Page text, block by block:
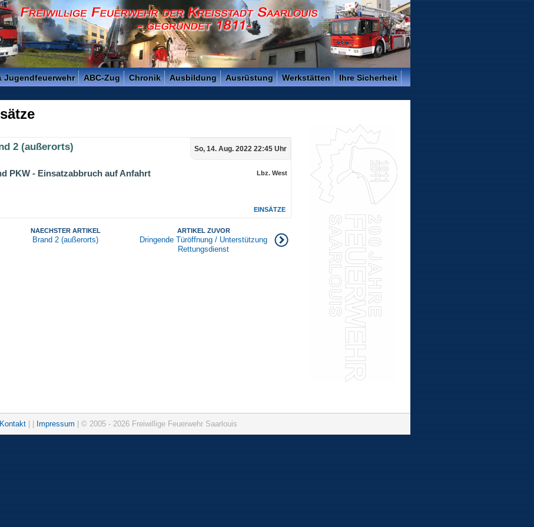
Saarlouis - Gegründet 1811 -
Jugendfeuerwehr ABC-Zug Chronik Ausbildung Ausrüstung Werkstätten Ihre Sicherheit
So, 14. Aug. 2022 22:45 Uhr
2 (außerorts)
Lbz. West
PKW - Einsatzabbruch auf Anfahrt
EINSÄTZE
ARTIKEL ZUVOR
Dringende Türöffnung / Unterstützung
Rettungsdienst
NAECHSTER ARTIKEL
Brand 2 (außerorts)
Kontakt Impressum | © 2005 - 2026 Freiwillige Feuerwehr Saarlouis